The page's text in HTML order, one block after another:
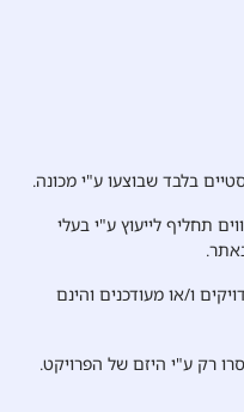
בלבד שבוצעו ע"י מכונה.
תחליף לייעוץ ע"י בעלי
ו/או מעודכנים והינם
רק ע"י היזם של הפרויקט.